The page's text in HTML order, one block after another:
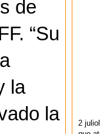
de
“Su
la
la
2